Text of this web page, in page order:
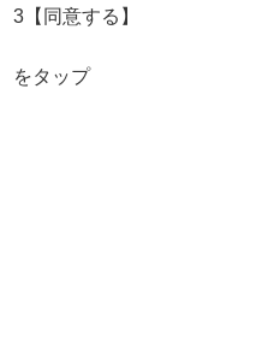
3【同意する】
をタップ